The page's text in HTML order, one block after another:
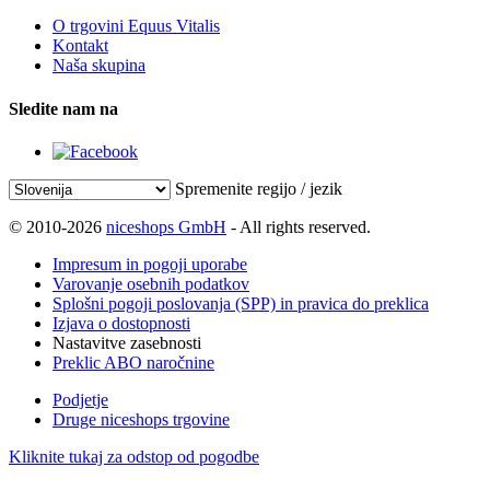
O trgovini Equus Vitalis
Kontakt
Naša skupina
Sledite nam na
Spremenite regijo / jezik
© 2010-2026 niceshops GmbH - All rights reserved.
Impresum in pogoji uporabe
Varovanje osebnih podatkov
Splošni pogoji poslovanja (SPP) in pravica do preklica
Izjava o dostopnosti
Nastavitve zasebnosti
Preklic ABO naročnine
Podjetje
Druge niceshops trgovine
Kliknite tukaj za odstop od pogodbe